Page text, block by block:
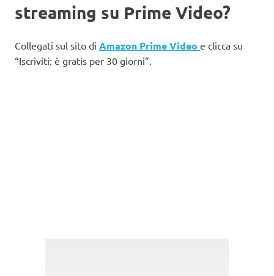
streaming su Prime Video?
Collegati sul sito di Amazon Prime Video e clicca su
“Iscriviti: è gratis per 30 giorni”.